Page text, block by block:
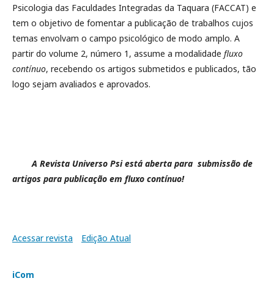
Psicologia das Faculdades Integradas da Taquara (FACCAT) e
tem o objetivo de fomentar a publicação de trabalhos cujos
temas envolvam o campo psicológico de modo amplo. A
partir do volume 2, número 1, assume a modalidade fluxo
contínuo, recebendo os artigos submetidos e publicados, tão
logo sejam avaliados e aprovados.
A Revista Universo Psi está aberta para submissão de
artigos para publicação em fluxo contínuo!
Acessar revista Edição Atual
iCom